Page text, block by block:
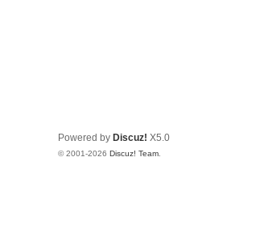
Powered by Discuz! X5.0
© 2001-2026 Discuz! Team